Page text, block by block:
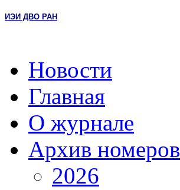
ИЭИ ДВО РАН
Новости
Главная
О журнале
Архив номеров
2026